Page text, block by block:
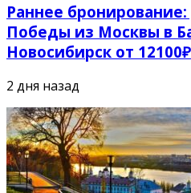
Раннее
Победы из Москвы в
Новосибирск от
2 дня назад